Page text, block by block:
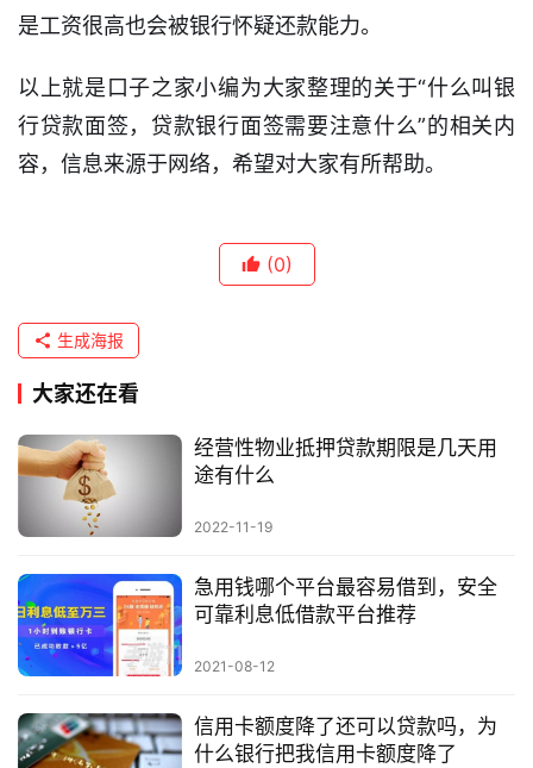
是工资很高也会被银行怀疑还款能力。
以上就是口子之家小编为大家整理的关于“什么叫银
行贷款面签，贷款银行面签需要注意什么”的相关内
容，信息来源于网络，希望对大家有所帮助。
(0)
生成海报
大家还在看
经营性物业抵押贷款期限是几天用
途有什么
2022-11-19
急用钱哪个平台最容易借到，安全
可靠利息低借款平台推荐
2021-08-12
信用卡额度降了还可以贷款吗，为
什么银行把我信用卡额度降了